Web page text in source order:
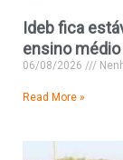
Ideb fica
ensino médio
06/08/2026
Read More »